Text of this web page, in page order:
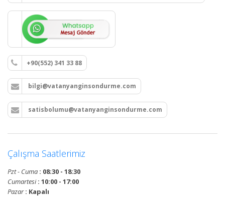
+90(552) 341 33 88
bilgi@vatanyanginsondurme.com
satisbolumu@vatanyanginsondurme.com
Çalışma Saatlerimiz
Pzt - Cuma : 08:30 - 18:30
Cumartesi: 10:00 - 17:00
Pazar: Kapalı